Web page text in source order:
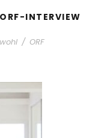
INTERVIEW
/ ORF